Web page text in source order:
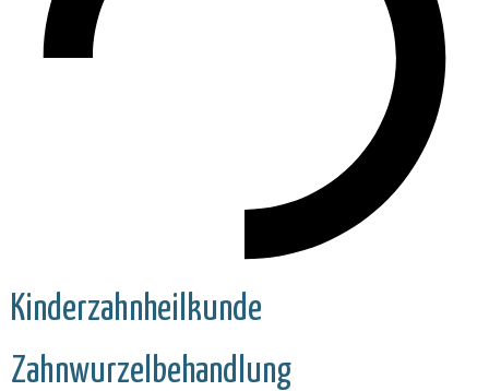
Kinderzahnheilkunde
Zahnwurzelbehandlung